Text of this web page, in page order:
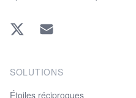
Twitter EMAIL
SOLUTIONS
Étoiles réciproques